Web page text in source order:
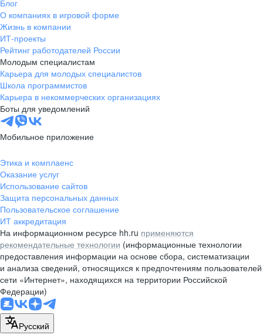
Новосибирск
ул. Большевистская, д. 35,
помещение 21
+7 383 207-94-64
pr@nsk.hh.ru
Минск
пр-т Дзержинского, д. 57,
10 этаж, помещение 45-1
pr@rabota.by
Алматы
пр. Абая, д. 151, БЦ Алатау,
12 этаж, офис 1209
+7 727 232-13-13
pr@headhunter.com.kz
Блог
О компаниях в игровой форме
Жизнь в компании
ИТ-проекты
Рейтинг работодателей России
Молодым специалистам
Карьера для молодых специалистов
Школа программистов
Карьера в некоммерческих организациях
Боты для уведомлений
Мобильное приложение
Этика и комплаенс
Оказание услуг
Использование сайтов
Защита персональных данных
Пользовательское соглашение
ИТ аккредитация
На информационном ресурсе hh.ru применяются
рекомендательные технологии (информационные технологии
предоставления информации на основе сбора, систематизации
и анализа сведений, относящихся к предпочтениям пользователей
сети «Интернет», находящихся на территории Российской
Федерации)
Русский